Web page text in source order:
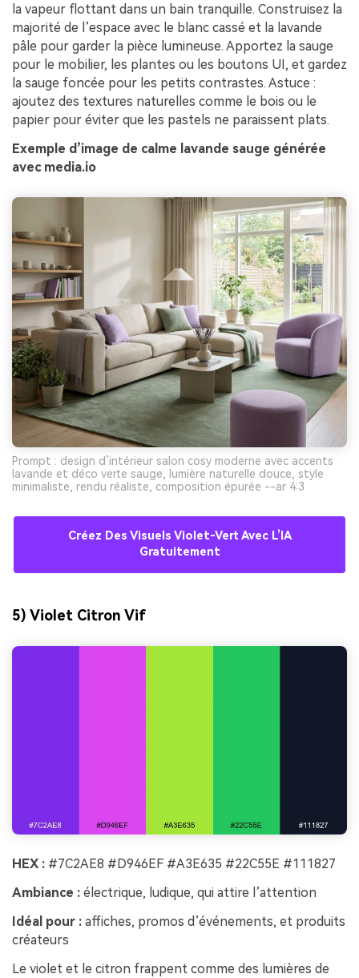
la vapeur flottant dans un bain tranquille. Construisez la
majorité de l’espace avec le blanc cassé et la lavande
pâle pour garder la pièce lumineuse. Apportez la sauge
pour le mobilier, les plantes ou les boutons UI, et gardez
la sauge foncée pour les petits contrastes. Astuce :
ajoutez des textures naturelles comme le bois ou le
papier pour éviter que les pastels ne paraissent plats.
Exemple d’image de calme lavande sauge générée
avec media.io
Prompt : design d’intérieur salon cosy moderne avec accents
lavande et déco verte sauge, lumière naturelle douce, style
minimaliste, rendu réaliste, composition épurée --ar 4:3
Créez Des Visuels Violet-Vert Avec L’IA
Gratuitement
5) Violet Citron Vif
HEX : #7C2AE8 #D946EF #A3E635 #22C55E #111827
Ambiance : électrique, ludique, qui attire l’attention
Idéal pour : affiches, promos d’événements, et produits
créateurs
Le violet et le citron frappent comme des lumières de